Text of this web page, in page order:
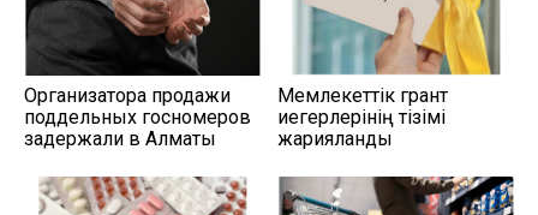
Организатора продажи
поддельных госномеров
задержали в Алматы
Мемлекеттік грант
иегерлерінің тізімі
жарияланды